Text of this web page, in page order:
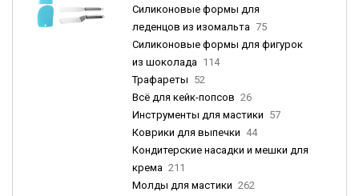
Силиконовые формы для
леденцов из изомальта 75
Силиконовые формы для фигурок
из шоколада 114
Трафареты 52
Всё для кейк-попсов 26
Инструменты для мастики 57
Коврики для выпечки 44
Кондитерские насадки и мешки для
крема 211
Молды для мастики 262